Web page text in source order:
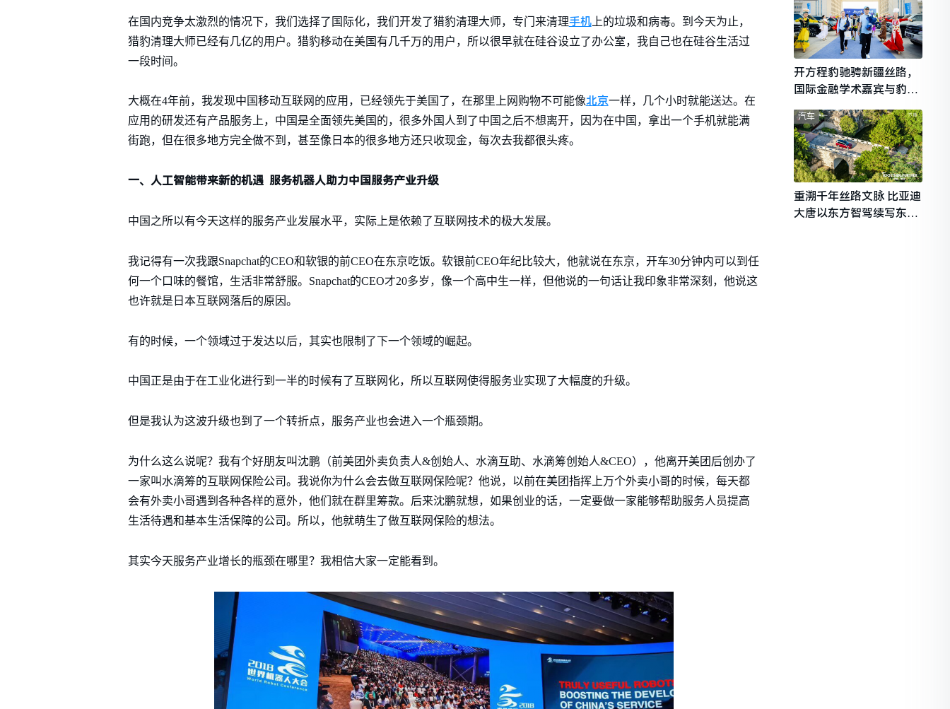
在国内竞争太激烈的情况下，我们选择了国际化，我们开发了猎豹清理大师，专门来清理手机上的垃圾和病毒。到今天为止，
猎豹清理大师已经有几亿的用户。猎豹移动在美国有几千万的用户，所以很早就在硅谷设立了办公室，我自己也在硅谷生活过
一段时间。
大概在4年前，我发现中国移动互联网的应用，已经领先于美国了，在那里上网购物不可能像北京一样，几个小时就能送达。在
应用的研发还有产品服务上，中国是全面领先美国的，很多外国人到了中国之后不想离开，因为在中国，拿出一个手机就能满
街跑，但在很多地方完全做不到，甚至像日本的很多地方还只收现金，每次去我都很头疼。
一、人工智能带来新的机遇 服务机器人助力中国服务产业升级
中国之所以有今天这样的服务产业发展水平，实际上是依赖了互联网技术的极大发展。
我记得有一次我跟Snapchat的CEO和软银的前CEO在东京吃饭。软银前CEO年纪比较大，他就说在东京，开车30分钟内可以到任
何一个口味的餐馆，生活非常舒服。Snapchat的CEO才20多岁，像一个高中生一样，但他说的一句话让我印象非常深刻，他说这
也许就是日本互联网落后的原因。
有的时候，一个领域过于发达以后，其实也限制了下一个领域的崛起。
中国正是由于在工业化进行到一半的时候有了互联网化，所以互联网使得服务业实现了大幅度的升级。
但是我认为这波升级也到了一个转折点，服务产业也会进入一个瓶颈期。
为什么这么说呢？我有个好朋友叫沈鹏（前美团外卖负责人&创始人、水滴互助、水滴筹创始人&CEO），他离开美团后创办了
一家叫水滴筹的互联网保险公司。我说你为什么会去做互联网保险呢？他说，以前在美团指挥上万个外卖小哥的时候，每天都
会有外卖小哥遇到各种各样的意外，他们就在群里筹款。后来沈鹏就想，如果创业的话，一定要做一家能够帮助服务人员提高
生活待遇和基本生活保障的公司。所以，他就萌生了做互联网保险的想法。
其实今天服务产业增长的瓶颈在哪里？我相信大家一定能看到。
开方程豹驰骋新疆丝路，
国际金融学术嘉宾与豹友
共赴山海热爱
重溯千年丝路文脉 比亚迪
大唐以东方智驾续写东西
汽车